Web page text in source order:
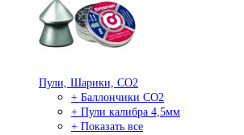
Пули, Шарики, СО2
+ Баллончики СО2
+ Пули калибра 4,5мм
+ Показать все